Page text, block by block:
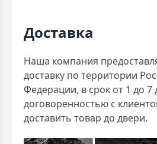
Доставка
Наша компания
доставку по территории
Федерации, в срок от 1 до 7
договоренностью с
доставить товар до двери.